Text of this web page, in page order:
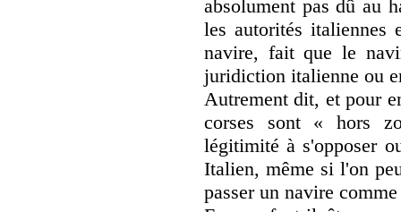
absolument pas dû au
les autorités italiennes
navire, fait que le
juridiction italienne ou
Autrement dit, et pour
corses sont « hors
légitimité à s'opposer
Italien, même si l'on
passer un navire